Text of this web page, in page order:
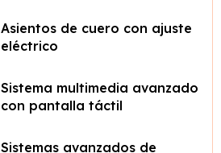
Asientos de cuero con ajuste
eléctrico
Sistema multimedia avanzado
con pantalla táctil
Sistemas avanzados de